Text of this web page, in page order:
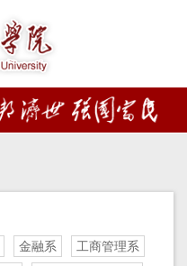
金融系
工商管理系